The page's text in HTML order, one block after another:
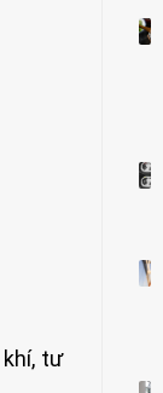
tư